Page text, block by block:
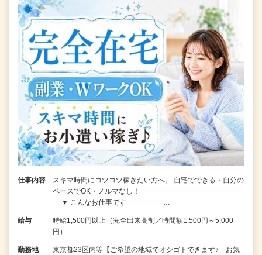
仕事内容
スキマ時間にコツコツ稼ぎたい方へ。 自宅でできる・自分の
ペースでOK・ノルマなし！ ━━━━━━━━━━━━━━
━ ▼ こんなお仕事です ━━━━━…
給与
時給1,500円以上（完全出来高制／時間額1,500円～5,000
円）
勤務地
東京都23区内等【ご希望の地域でオシゴトできます♪ お気